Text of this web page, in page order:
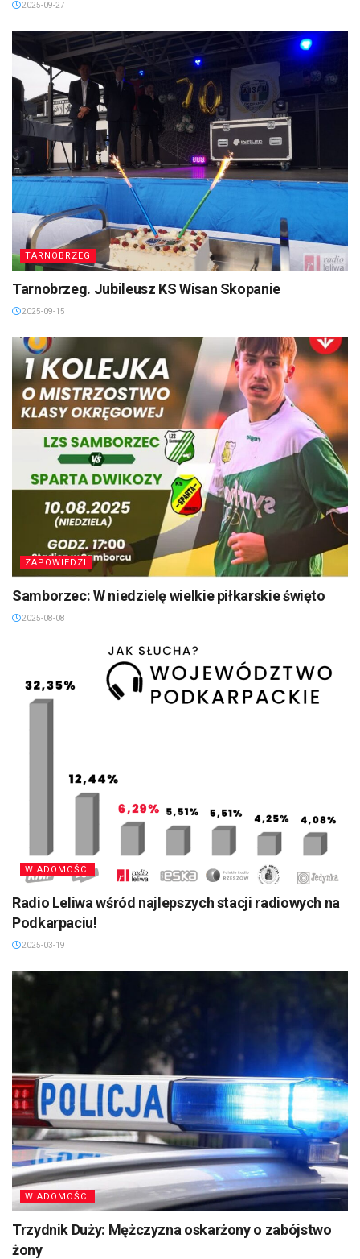
2025-09-27
TARNOBRZEG
Tarnobrzeg. Jubileusz KS Wisan Skopanie
2025-09-15
ZAPOWIEDZI
Samborzec: W niedzielę wielkie piłkarskie święto
2025-08-08
WIADOMOŚCI
Radio Leliwa wśród najlepszych stacji radiowych na
Podkarpaciu!
2025-03-19
WIADOMOŚCI
Trzydnik Duży: Mężczyzna oskarżony o zabójstwo
żony